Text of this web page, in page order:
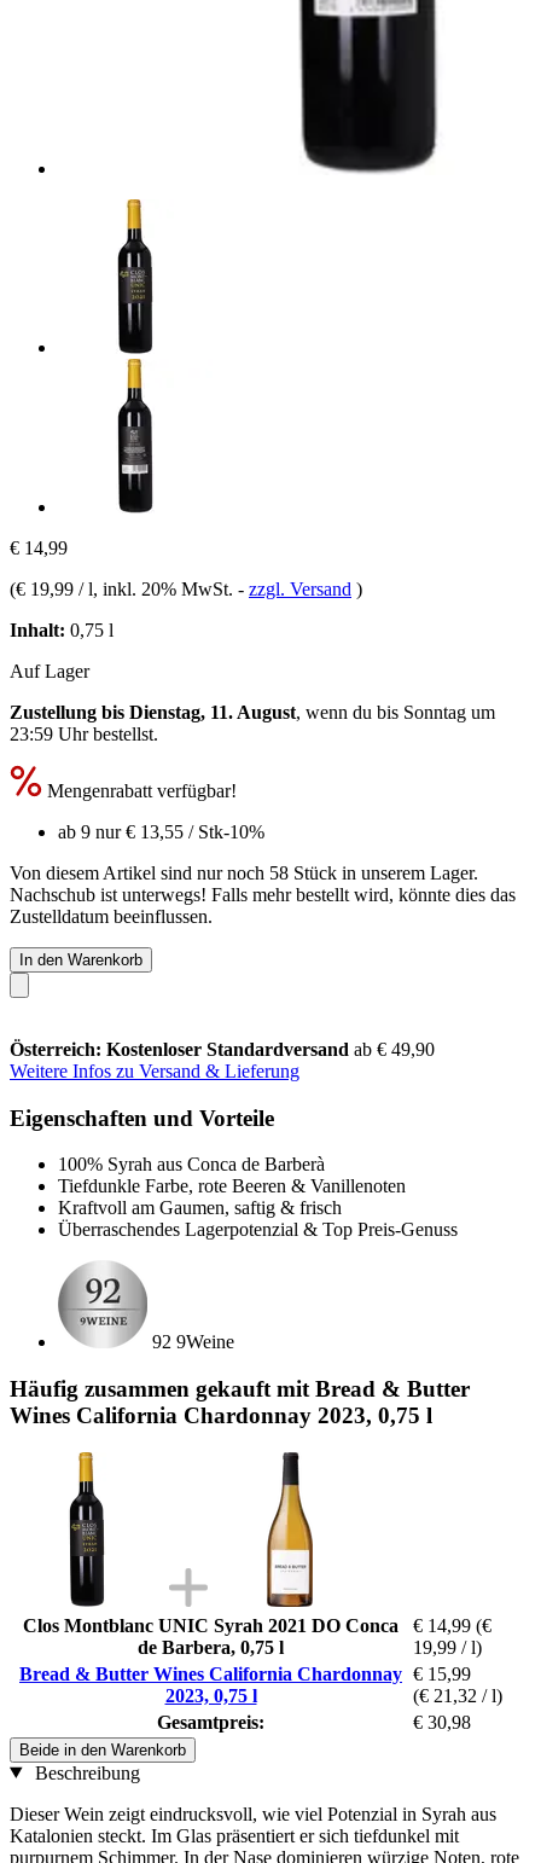
€ 14,99
(€ 19,99 / l, inkl. 20% MwSt. - zzgl. Versand )
Inhalt: 0,75 l
Auf Lager
Zustellung bis Dienstag, 11. August, wenn du bis Sonntag um
23:59 Uhrbestellst.
Mengenrabatt verfügbar!
ab 9 nur€ 13,55 / Stk-10%
Von diesem Artikel sind nur noch 58 Stück in unserem Lager.
Nachschub ist unterwegs! Falls mehr bestellt wird, könnte dies das
Zustelldatum beeinflussen.
In den Warenkorb
Österreich: Kostenloser Standardversand ab € 49,90
Weitere Infos zu Versand & Lieferung
Eigenschaften und Vorteile
100% Syrah aus Conca de Barberà
Tiefdunkle Farbe, rote Beeren & Vanillenoten
Kraftvoll am Gaumen, saftig & frisch
Überraschendes Lagerpotenzial & Top Preis-Genuss
92 9Weine
Häufig zusammen gekauft mit Bread & Butter
Wines California Chardonnay 2023, 0,75 l
Clos Montblanc UNIC Syrah 2021 DO Conca
de Barbera, 0,75 l
€ 14,99 (€
19,99 / l)
Bread & Butter Wines California Chardonnay
2023, 0,75 l
€ 15,99
(€ 21,32 / l)
Gesamtpreis:
€ 30,98
Beide in den Warenkorb
Beschreibung
Dieser Wein zeigt eindrucksvoll, wie viel Potenzial in Syrah aus
Katalonien steckt. Im Glas präsentiert er sich tiefdunkel mit
purpurnem Schimmer. In der Nase dominieren würzige Noten, rote